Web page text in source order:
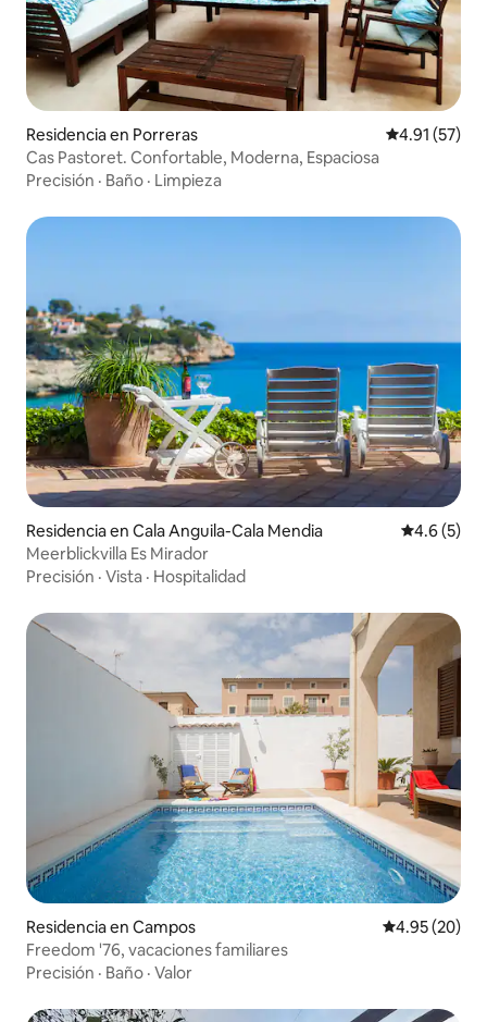
Residencia en Porreras Calificación
4.91 (57)
Cas Pastoret. Confortable, Moderna, Espaciosa
Precisión · Baño · Limpieza
Residencia en Cala Anguila-Cala Mendia
4.6 (5)
Meerblickvilla Es Mirador
Precisión · Vista · Hospitalidad
Residencia en Campos Calificación
4.95 (20)
Freedom '76, vacaciones familiares
Precisión · Baño · Valor